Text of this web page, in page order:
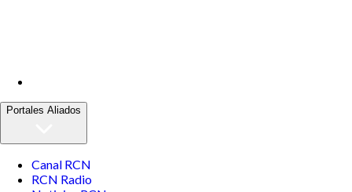
Portales Aliados
Canal RCN
RCN Radio